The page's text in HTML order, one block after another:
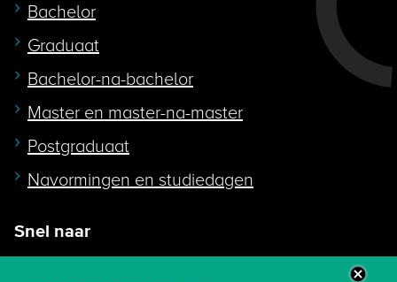
Bachelor
Graduaat
Bachelor-na-bachelor
Master en master-na-master
Postgraduaat
Navormingen en studiedagen
Snel naar